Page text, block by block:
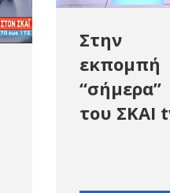
Στην
εκπομπή
“σήμερα”
του ΣΚΑΙ